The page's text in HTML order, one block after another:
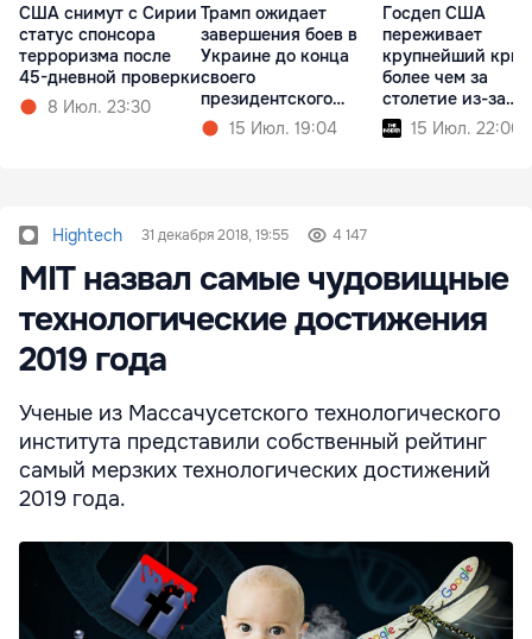
США снимут с Сирии
статус спонсора
терроризма после
45-дневной проверки
8 Июл. 23:30
Трамп ожидает
завершения боев в
Украине до конца
своего
президентского
срока15 Июл. 19:04
Госдеп США
переживает
крупнейший
более чем за
столетие из-за
реформ Трампа
15 Июл. 22:00
Hightech 31 декабря 2018, 19:55 4 147
MIT назвал самые чудовищные
технологические достижения
2019 года
Ученые из Массачусетского технологического
института представили собственный рейтинг
самый мерзких технологических достижений
2019 года.